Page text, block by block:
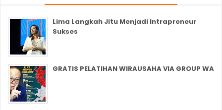
Lima Langkah Jitu Menjadi Intrapreneur
Sukses
GRATIS PELATIHAN WIRAUSAHA VIA GROUP WA